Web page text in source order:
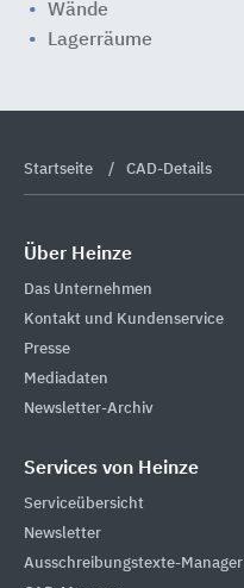
Wände
Lagerräume
Startseite CAD-Details
Über Heinze
Das Unternehmen
Kontakt und Kundenservice
Presse
Mediadaten
Newsletter-Archiv
Services von Heinze
Serviceübersicht
Newsletter
Ausschreibungstexte-Manager